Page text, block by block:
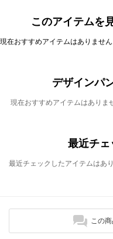
このアイテムを
現在おすすめアイテムはありません
デザインパ
現在おすすめアイテムはありま
最近チェ
最近チェックしたアイテムはあり
この